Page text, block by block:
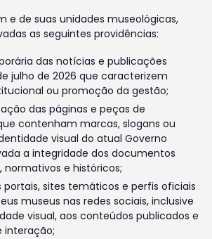
e de suas unidades museológicas,
as seguintes providências:
das notícias e publicações
julho de 2026 que caracterizem
ou promoção da gestão;
das páginas e peças de
contenham marcas, slogans ou
visual do atual Governo
a integridade dos documentos
normativos e históricos;
sites temáticos e perfis oficiais
museus nas redes sociais, inclusive
visual, aos conteúdos publicados e
interação;